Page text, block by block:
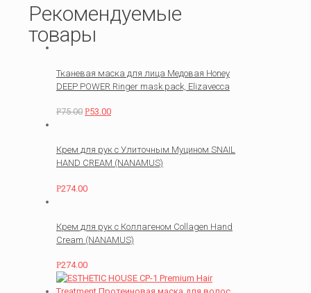
Рекомендуемые
товары
Тканевая маска для лица Медовая Honey
DEEP POWER Ringer mask pack, Elizavecca
Р75.00 Р53.00
Крем для рук с Улиточным Муцином SNAIL
HAND CREAM (NANAMUS)
Р274.00
Крем для рук с Коллагеном Collagen Hand
Cream (NANAMUS)
Р274.00